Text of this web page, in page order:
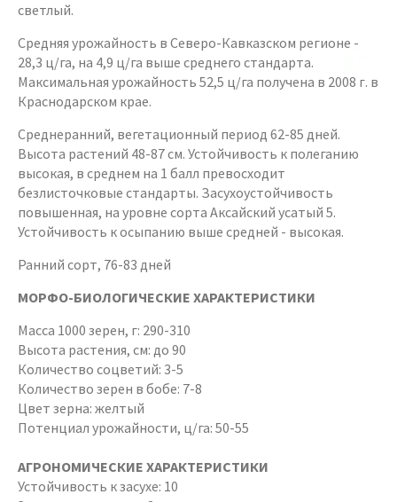
светлый.
Средняя урожайность в Северо-Кавказском регионе -
28,3 ц/га, на 4,9 ц/га выше среднего стандарта.
Максимальная урожайность 52,5 ц/га получена в 2008 г. в
Краснодарском крае.
Среднеранний, вегетационный период 62-85 дней.
Высота растений 48-87 см. Устойчивость к полеганию
высокая, в среднем на 1 балл превосходит
безлисточковые стандарты. Засухоустойчивость
повышенная, на уровне сорта Аксайский усатый 5.
Устойчивость к осыпанию выше средней - высокая.
Ранний сорт, 76-83 дней
МОРФО-БИОЛОГИЧЕСКИЕ ХАРАКТЕРИСТИКИ
Масса 1000 зерен, г: 290-310
Высота растения, см: до 90
Количество соцветий: 3-5
Количество зерен в бобе: 7-8
Цвет зерна: желтый
Потенциал урожайности, ц/га: 50-55
АГРОНОМИЧЕСКИЕ ХАРАКТЕРИСТИКИ
Устойчивость к засухе: 10